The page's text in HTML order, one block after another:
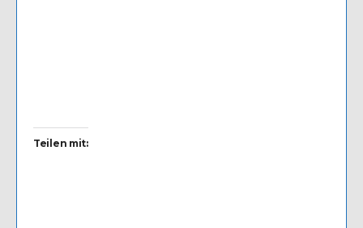
Teilen mit: